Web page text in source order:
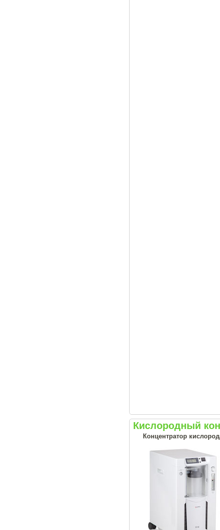
Кислородный
Концентратор